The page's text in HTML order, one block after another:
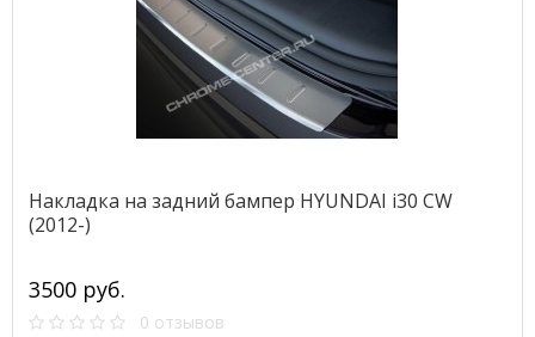
Накладка на задний бампер HYUNDAI i30 CW
(2012-)
3500 руб.
0 отзывов